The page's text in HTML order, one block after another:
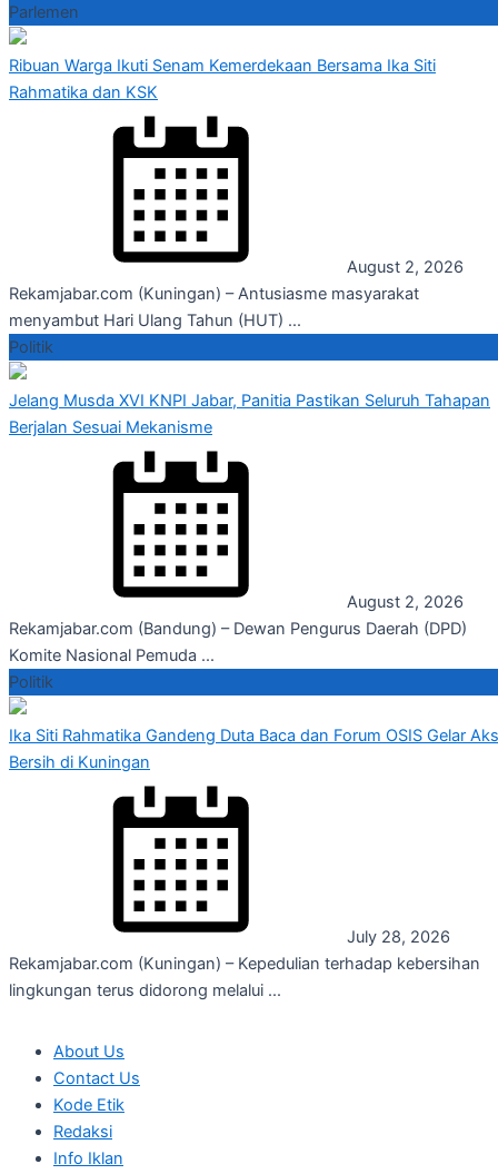
Parlemen
Ribuan Warga Ikuti Senam Kemerdekaan Bersama Ika Siti
Rahmatika dan KSK
August 2, 2026
Rekamjabar.com (Kuningan) – Antusiasme masyarakat
menyambut Hari Ulang Tahun (HUT) ...
Politik
Jelang Musda XVI KNPI Jabar, Panitia Pastikan Seluruh Tahapan
Berjalan Sesuai Mekanisme
August 2, 2026
Rekamjabar.com (Bandung) – Dewan Pengurus Daerah (DPD)
Komite Nasional Pemuda ...
Politik
Ika Siti Rahmatika Gandeng Duta Baca dan Forum OSIS Gelar
Bersih di Kuningan
July 28, 2026
Rekamjabar.com (Kuningan) – Kepedulian terhadap kebersihan
lingkungan terus didorong melalui ...
About Us
Contact Us
Kode Etik
Redaksi
Info Iklan